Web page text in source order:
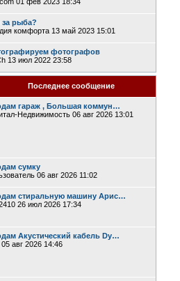
за рыба?
комфорта 13 май 2023 15:01
фотографов
13 июл 2022 23:58
Последнее сообщение
гараж , Большая коммун…
Недвижимость 06 авг 2026 13:01
сумку
06 авг 2026 11:02
стиральную машину Арис…
26 июл 2026 17:34
Акустический кабель Dy…
05 авг 2026 14:46